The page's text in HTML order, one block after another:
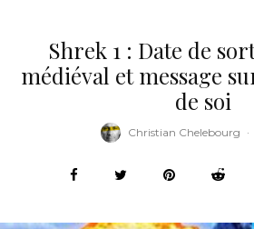
Shrek 1 : Date de
médiéval et message
de soi
Christian Chelebourg ·